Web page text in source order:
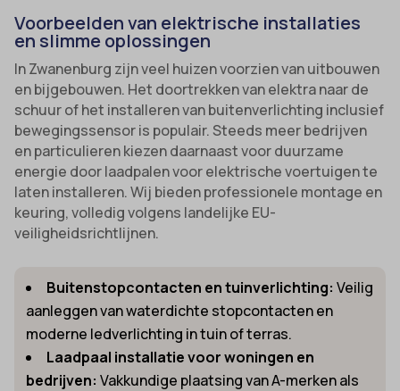
Voorbeelden van elektrische installaties
en slimme oplossingen
In Zwanenburg zijn veel huizen voorzien van uitbouwen
en bijgebouwen. Het doortrekken van elektra naar de
schuur of het installeren van buitenverlichting inclusief
bewegingssensor is populair. Steeds meer bedrijven
en particulieren kiezen daarnaast voor duurzame
energie door laadpalen voor elektrische voertuigen te
laten installeren. Wij bieden professionele montage en
keuring, volledig volgens landelijke EU-
veiligheidsrichtlijnen.
Buitenstopcontacten en tuinverlichting: Veilig
aanleggen van waterdichte stopcontacten en
moderne ledverlichting in tuin of terras.
Laadpaal installatie voor woningen en
bedrijven: Vakkundige plaatsing van A-merken als